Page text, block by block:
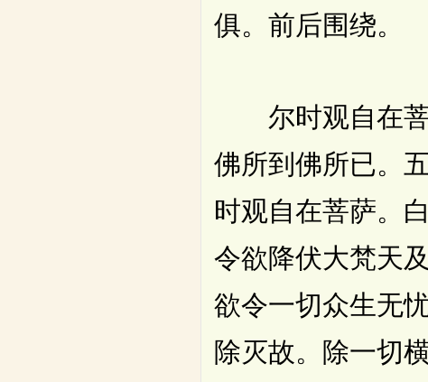
俱。前后围绕。
尔时观自在菩
佛所到佛所已。
时观自在菩萨。
令欲降伏大梵天
欲令一切众生无
除灭故。除一切